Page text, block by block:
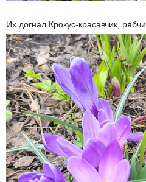
Их догнал Крокус-красавчик,